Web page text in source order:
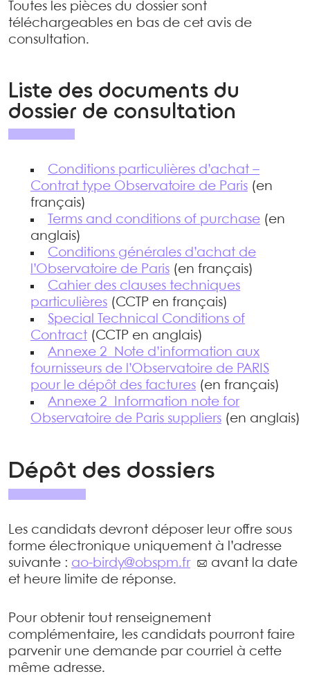
Toutes les pièces du dossier sont
téléchargeables en bas de cet avis de
consultation.
Liste des documents du
dossier de consultation
Conditions particulières d’achat –
Contrat type Observatoire de Paris (en
français)
Terms and conditions of purchase (en
anglais)
Conditions générales d’achat de
l’Observatoire de Paris (en français)
Cahier des clauses techniques
particulières (CCTP en français)
Special Technical Conditions of
Contract (CCTP en anglais)
Annexe 2_Note d’information aux
fournisseurs de l’Observatoire de PARIS
pour le dépôt des factures (en français)
Annexe 2_Information note for
Observatoire de Paris suppliers (en anglais)
Dépôt des dossiers
Les candidats devront déposer leur offre sous
forme électronique uniquement à l’adresse
suivante : ao-birdy@obspm.fr
avant la date
et heure limite de réponse.
Pour obtenir tout renseignement
complémentaire, les candidats pourront faire
parvenir une demande par courriel à cette
même adresse.